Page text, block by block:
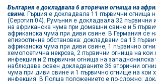
България е докладвала 6 вторични огнища на
свине. Гърция е докладвала 11 първични огнища
(Серотип:04). Румъния е докладвала 32 първични
на африканска чума при домашни свине и 5
африканска чума при диви свине. В Германия се
епизоотична обстановка: докладвани са 13
африканска чума при диви свине, 1 първично
хемопоетична некроза, 2 първични огнища на кои
инфекция и 2 първични огнища на западнонилска
наблюдава освен докладваните 36 вторични
чума при диви свине и 1 първично огнище на кои
инфекция. В Полша положението е по-сложно: